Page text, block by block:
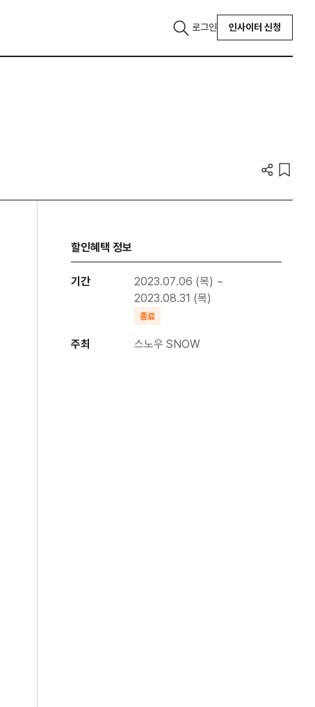
로그인 인사이터 신청
할인혜택 정보
기간
2023.07.06 (목) ~
2023.08.31 (목)
종료
주최 스노우 SNOW